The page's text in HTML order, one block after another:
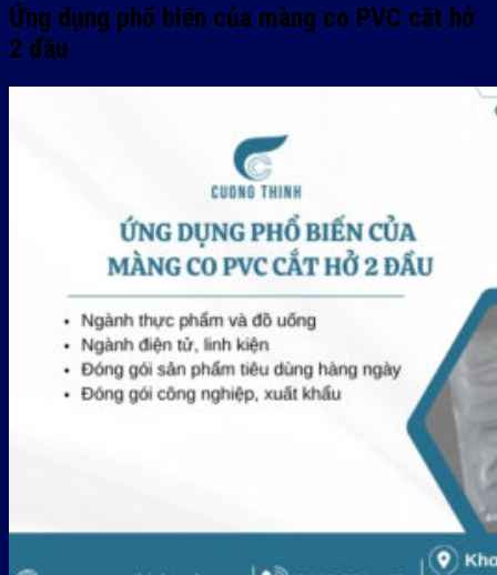
Ứng dụng phổ biến của màng co PVC cắt hở
2 đầu